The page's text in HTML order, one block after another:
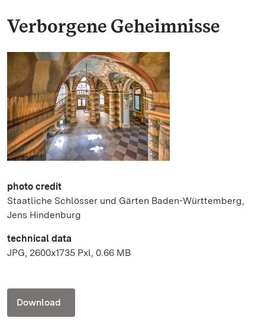
Verborgene Geheimnisse
photo credit
Staatliche Schlösser und Gärten Baden-Württemberg,
Jens Hindenburg
technical data
JPG, 2600x1735 Pxl, 0.66 MB
Download